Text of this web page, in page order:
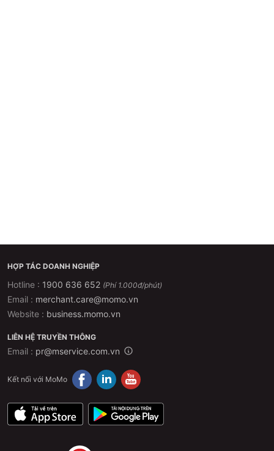
HỢP TÁC DOANH NGHIỆP
Hotline : 1900 636 652 (Phí 1.000đ/phút)
Email : merchant.care@momo.vn
Website : business.momo.vn
LIÊN HỆ TRUYỀN THÔNG
Email : pr@mservice.com.vn
Kết nối với MoMo